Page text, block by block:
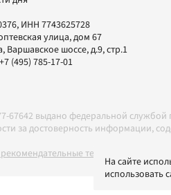
ИНН 7743625728
улица, дом 67
, Варшавское шоссе, д.9, стр.1
+7 (495) 785-17-01
67642 выдано федеральной
за достоверность
технологии в
На сайте
использовать